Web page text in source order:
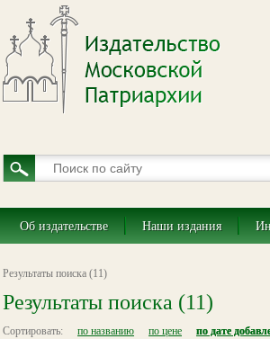
Об издательстве Наши издания
Результаты поиска (11)
Результаты поиска (11)
Сортировать: по названию по цене по дате